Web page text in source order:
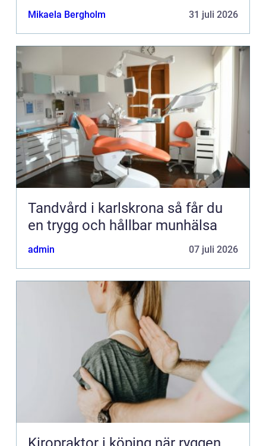
Mikaela Bergholm 31 juli 2026
Tandvård i karlskrona så får du
en trygg och hållbar munhälsa
admin 07 juli 2026